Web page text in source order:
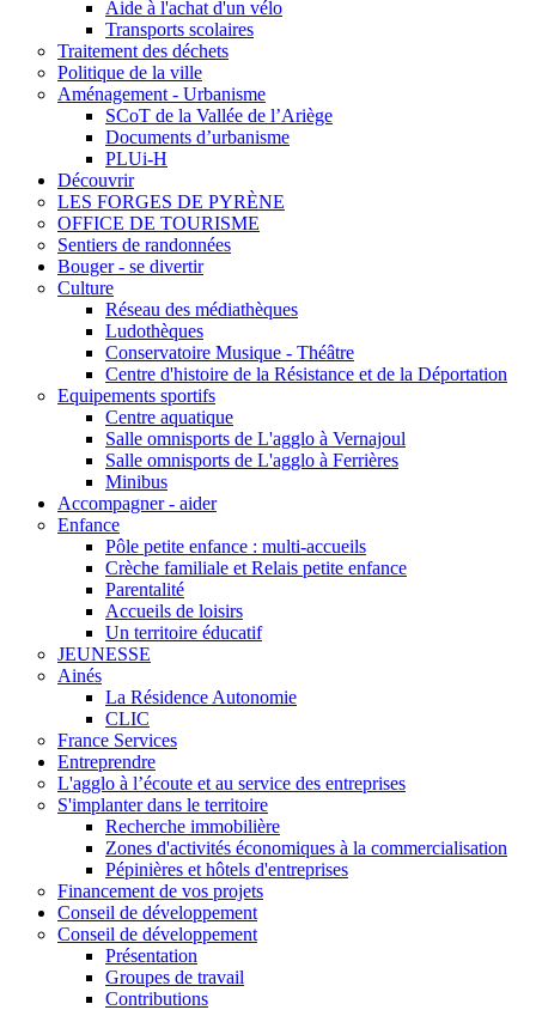
Aide à l'achat d'un vélo
Transports scolaires
Traitement des déchets
Politique de la ville
Aménagement - Urbanisme
SCoT de la Vallée de l’Ariège
Documents d’urbanisme
PLUi-H
Découvrir
LES FORGES DE PYRÈNE
OFFICE DE TOURISME
Sentiers de randonnées
Bouger - se divertir
Culture
Réseau des médiathèques
Ludothèques
Conservatoire Musique - Théâtre
Centre d'histoire de la Résistance et de la Déportation
Equipements sportifs
Centre aquatique
Salle omnisports de L'agglo à Vernajoul
Salle omnisports de L'agglo à Ferrières
Minibus
Accompagner - aider
Enfance
Pôle petite enfance : multi-accueils
Crèche familiale et Relais petite enfance
Parentalité
Accueils de loisirs
Un territoire éducatif
JEUNESSE
Ainés
La Résidence Autonomie
CLIC
France Services
Entreprendre
L'agglo à l’écoute et au service des entreprises
S'implanter dans le territoire
Recherche immobilière
Zones d'activités économiques à la commercialisation
Pépinières et hôtels d'entreprises
Financement de vos projets
Conseil de développement
Conseil de développement
Présentation
Groupes de travail
Contributions